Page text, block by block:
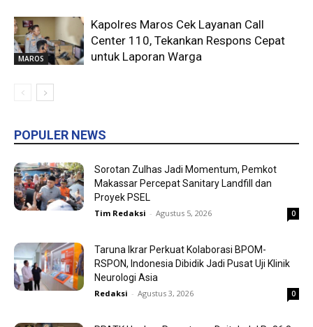
MAROS
Kapolres Maros Cek Layanan Call
Center 110, Tekankan Respons Cepat
untuk Laporan Warga
POPULER NEWS
Sorotan Zulhas Jadi Momentum, Pemkot
Makassar Percepat Sanitary Landfill dan
Proyek PSEL
Tim Redaksi - Agustus 5, 2026 0
Taruna Ikrar Perkuat Kolaborasi BPOM-
RSPON, Indonesia Dibidik Jadi Pusat Uji Klinik
Neurologi Asia
Redaksi - Agustus 3, 2026 0